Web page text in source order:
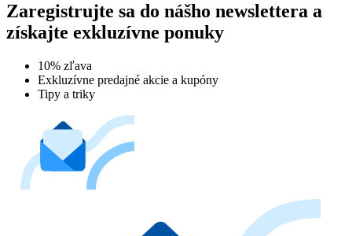
Zaregistrujte sa do nášho newslettera a
získajte exkluzívne ponuky
10% zľava
Exkluzívne predajné akcie a kupóny
Tipy a triky